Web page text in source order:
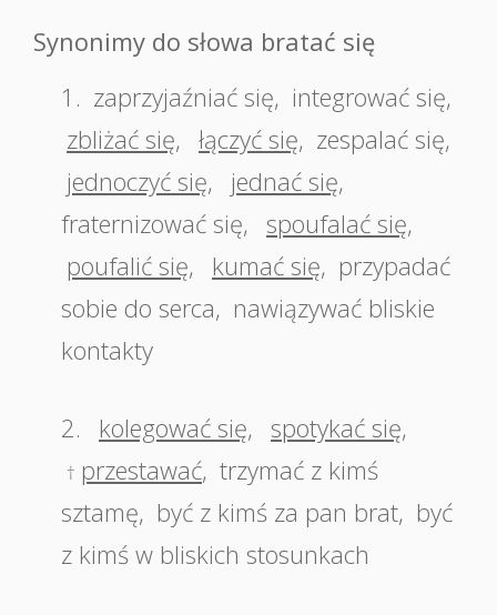
Synonimy do słowa bratać się
1. zaprzyjaźniać się, integrować się,
zbliżać się, łączyć się, zespalać się,
jednoczyć się, jednać się,
fraternizować się, spoufalać się,
poufalić się, kumać się, przypadać
sobie do serca, nawiązywać bliskie
kontakty
2. kolegować się, spotykać się,
† przestawać, trzymać z kimś
sztamę, być z kimś za pan brat, być
z kimś w bliskich stosunkach